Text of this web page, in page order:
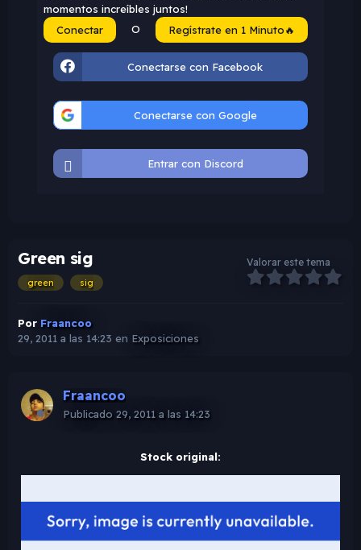
momentos increíbles juntos!
Conectar
O Regístrate en 1 Minuto🔥
Conectarse con Facebook
Conectarse con Google
Entrar con Discord
Green sig
green sig
Valorar este tema
Por Fraancoo
29, 2011 a las 14:23 en Exposiciones
Fraancoo
Publicado 29, 2011 a las 14:23
Stock original: